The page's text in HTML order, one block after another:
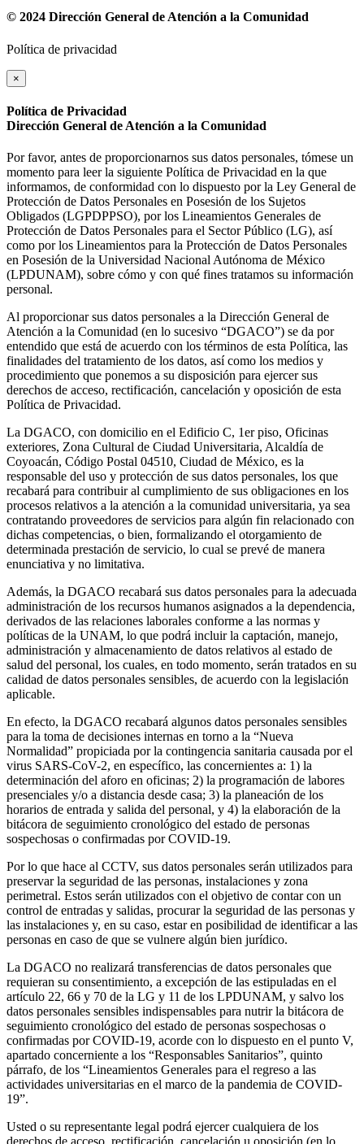
© 2024 Dirección General de Atención a la Comunidad
Política de privacidad
×
Política de Privacidad
Dirección General de Atención a la Comunidad
Por favor, antes de proporcionarnos sus datos personales, tómese un
momento para leer la siguiente Política de Privacidad en la que
informamos, de conformidad con lo dispuesto por la Ley General de
Protección de Datos Personales en Posesión de los Sujetos
Obligados (LGPDPPSO), por los Lineamientos Generales de
Protección de Datos Personales para el Sector Público (LG), así
como por los Lineamientos para la Protección de Datos Personales
en Posesión de la Universidad Nacional Autónoma de México
(LPDUNAM), sobre cómo y con qué fines tratamos su información
personal.
Al proporcionar sus datos personales a la Dirección General de
Atención a la Comunidad (en lo sucesivo “DGACO”) se da por
entendido que está de acuerdo con los términos de esta Política, las
finalidades del tratamiento de los datos, así como los medios y
procedimiento que ponemos a su disposición para ejercer sus
derechos de acceso, rectificación, cancelación y oposición de esta
Política de Privacidad.
La DGACO, con domicilio en el Edificio C, 1er piso, Oficinas
exteriores, Zona Cultural de Ciudad Universitaria, Alcaldía de
Coyoacán, Código Postal 04510, Ciudad de México, es la
responsable del uso y protección de sus datos personales, los que
recabará para contribuir al cumplimiento de sus obligaciones en los
procesos relativos a la atención a la comunidad universitaria, ya sea
contratando proveedores de servicios para algún fin relacionado con
dichas competencias, o bien, formalizando el otorgamiento de
determinada prestación de servicio, lo cual se prevé de manera
enunciativa y no limitativa.
Además, la DGACO recabará sus datos personales para la adecuada
administración de los recursos humanos asignados a la dependencia,
derivados de las relaciones laborales conforme a las normas y
políticas de la UNAM, lo que podrá incluir la captación, manejo,
administración y almacenamiento de datos relativos al estado de
salud del personal, los cuales, en todo momento, serán tratados en su
calidad de datos personales sensibles, de acuerdo con la legislación
aplicable.
En efecto, la DGACO recabará algunos datos personales sensibles
para la toma de decisiones internas en torno a la “Nueva
Normalidad” propiciada por la contingencia sanitaria causada por el
virus SARS-CoV-2, en específico, las concernientes a: 1) la
determinación del aforo en oficinas; 2) la programación de labores
presenciales y/o a distancia desde casa; 3) la planeación de los
horarios de entrada y salida del personal, y 4) la elaboración de la
bitácora de seguimiento cronológico del estado de personas
sospechosas o confirmadas por COVID-19.
Por lo que hace al CCTV, sus datos personales serán utilizados para
preservar la seguridad de las personas, instalaciones y zona
perimetral. Estos serán utilizados con el objetivo de contar con un
control de entradas y salidas, procurar la seguridad de las personas y
las instalaciones y, en su caso, estar en posibilidad de identificar a las
personas en caso de que se vulnere algún bien jurídico.
La DGACO no realizará transferencias de datos personales que
requieran su consentimiento, a excepción de las estipuladas en el
artículo 22, 66 y 70 de la LG y 11 de los LPDUNAM, y salvo los
datos personales sensibles indispensables para nutrir la bitácora de
seguimiento cronológico del estado de personas sospechosas o
confirmadas por COVID-19, acorde con lo dispuesto en el punto V,
apartado concerniente a los “Responsables Sanitarios”, quinto
párrafo, de los “Lineamientos Generales para el regreso a las
actividades universitarias en el marco de la pandemia de COVID-
19”.
Usted o su representante legal podrá ejercer cualquiera de los